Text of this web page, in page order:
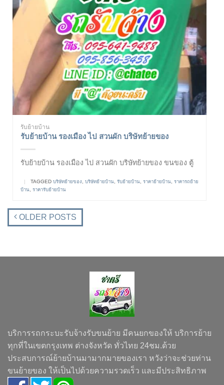
รับย้ายบ้าน
รับย้ายบ้าน รองเมือง ไป สวนผัก บริษัทย้ายของ
รับย้ายบ้าน รองเมือง ไป สวนผัก บริษัทย้ายของ ขนของ ตู้
| TAGGED บริษัทย้ายของ บริษัทย้ายบ้าน รับย้ายบ้าน ราคาย้ายบ้าน ราคารถย้าย
บ้าน ราคารับย้ายบ้าน
OLDER POSTS
บริการรถกระบะรับจ้างรับขนย้าย มีคนยกของให้ บริการย้าย
ทุกที่ในเขตกรุงเทพ ต่างจังหวัด ทั่วไทย 24ชม.ด้วย
ประสบการณ์ย้ายบ้านมามากมายของเรา หวังว่าจะช่วยท่าน
ขนย้ายของ ให้เป็นไปด้วยความรวดเร็ว และมีประสิทธิภาพ